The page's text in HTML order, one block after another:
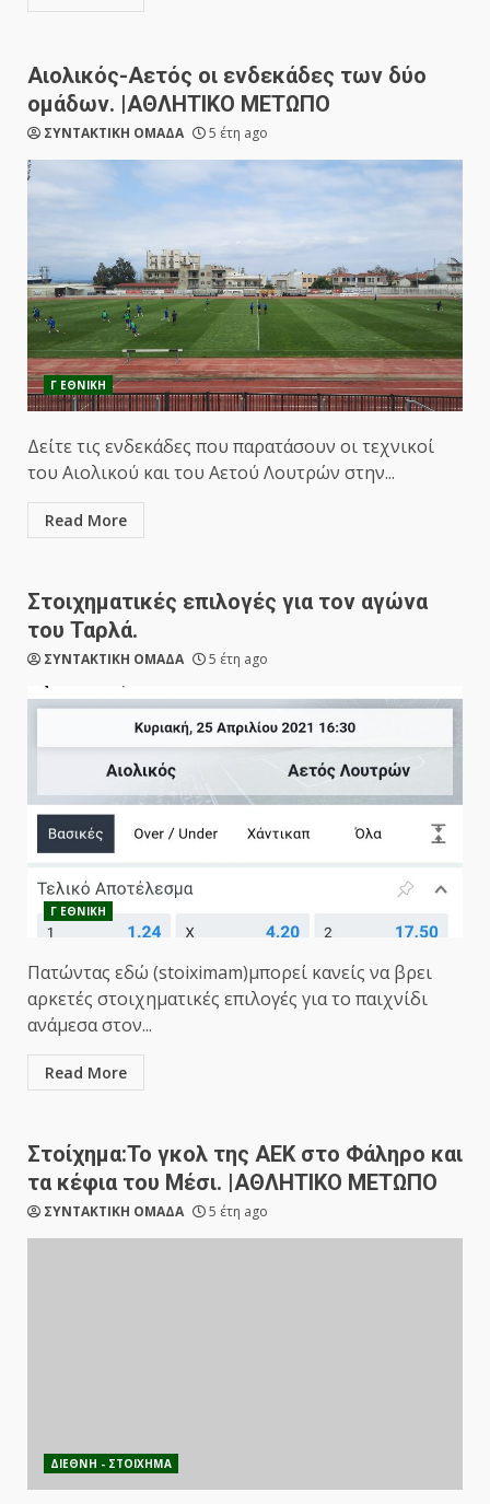
Αιολικός-Αετός οι ενδεκάδες των δύο
ομάδων. |ΑΘΛΗΤΙΚΟ ΜΕΤΩΠΟ
ΣΥΝΤΑΚΤΙΚΗ ΟΜΑΔΑ 5 έτη ago
Γ ΕΘΝΙΚΗ
Δείτε τις ενδεκάδες που παρατάσουν οι τεχνικοί
του Αιολικού και του Αετού Λουτρών στην...
Read More
Στοιχηματικές επιλογές για τον αγώνα
του Ταρλά.
ΣΥΝΤΑΚΤΙΚΗ ΟΜΑΔΑ 5 έτη ago
Γ ΕΘΝΙΚΗ
Πατώντας εδώ (stoiximam)μπορεί κανείς να βρει
αρκετές στοιχηματικές επιλογές για το παιχνίδι
ανάμεσα στον...
Read More
Στοίχημα:Το γκολ της ΑΕΚ στο Φάληρο και
τα κέφια του Μέσι. |ΑΘΛΗΤΙΚΟ ΜΕΤΩΠΟ
ΣΥΝΤΑΚΤΙΚΗ ΟΜΑΔΑ 5 έτη ago
ΔΙΕΘΝΗ - ΣΤΟΙΧΗΜΑ